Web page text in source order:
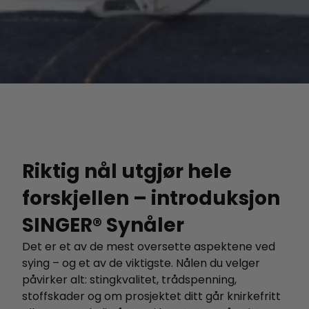
Riktig nål utgjør hele
forskjellen – introduksjon
SINGER® Synåler
Det er et av de mest oversette aspektene ved
sying – og et av de viktigste. Nålen du velger
påvirker alt: stingkvalitet, trådspenning,
stoffskader og om prosjektet ditt går knirkefritt